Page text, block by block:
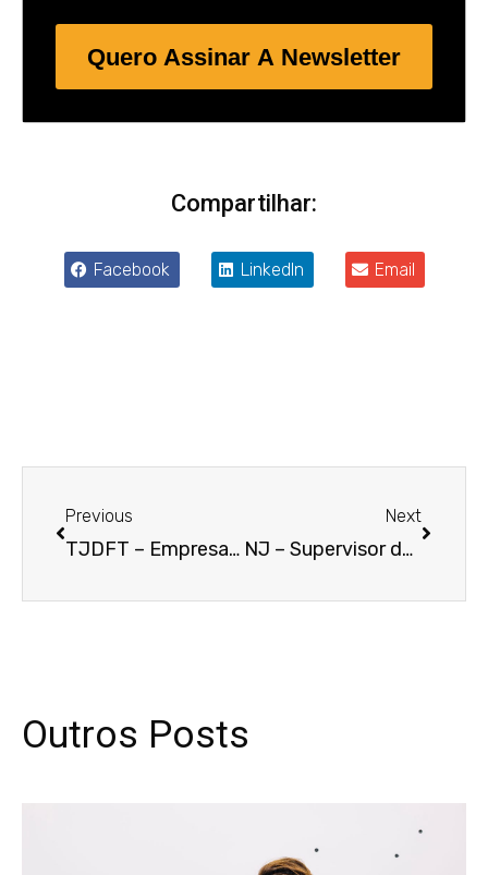
Quero Assinar A Newsletter
Compartilhar:
Facebook LinkedIn Email
Previous
TJDFT – Empresa de informática é condenada a restituir valor de produto que apresentou defeito
Next
NJ – Supervisor de vendas que tinha as férias interrompidas habitualmente será indenizado por dano existencial
Outros Posts